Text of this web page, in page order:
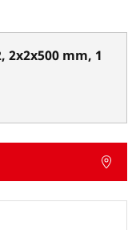
2x2x500 mm, 1